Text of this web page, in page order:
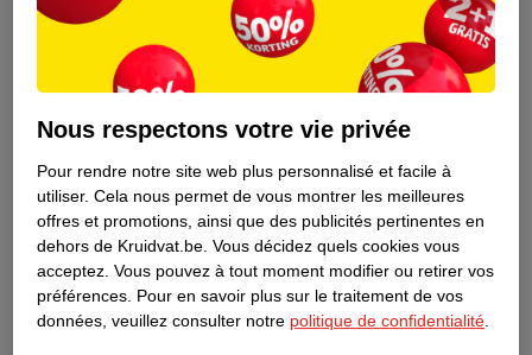
Nous respectons votre vie privée
Pour rendre notre site web plus personnalisé et facile à
utiliser. Cela nous permet de vous montrer les meilleures
offres et promotions, ainsi que des publicités pertinentes en
dehors de Kruidvat.be. Vous décidez quels cookies vous
acceptez. Vous pouvez à tout moment modifier ou retirer vos
préférences. Pour en savoir plus sur le traitement de vos
données, veuillez consulter notre politique de confidentialité